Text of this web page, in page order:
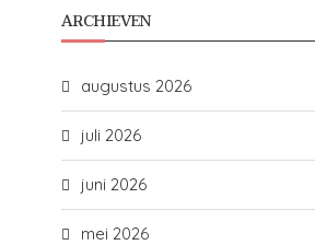
ARCHIEVEN
augustus 2026
juli 2026
juni 2026
mei 2026